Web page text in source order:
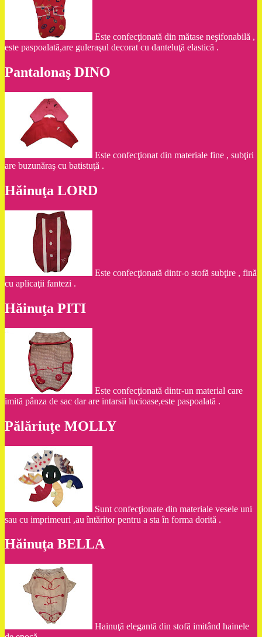
Este confecţionată din mătase neşifonabilă ,
este paspoalată,are guleraşul decorat cu danteluţă elastică .
Pantalonaş DINO
Este confecţionat din materiale fine , subţiri
are buzunăraş cu batistuţă .
Hăinuţa LORD
Este confecţionată dintr-o stofă subţire , fină
cu aplicaţii fantezi .
Hăinuţa PITI
Este confecţionată dintr-un material care
imită pânza de sac dar are intarsii lucioase,este paspoalată .
Pălăriuţe MOLLY
Sunt confecţionate din materiale vesele uni
sau cu imprimeuri ,au întăritor pentru a sta în forma dorită .
Hăinuţa BELLA
Hainuţă elegantă din stofă imitând hainele